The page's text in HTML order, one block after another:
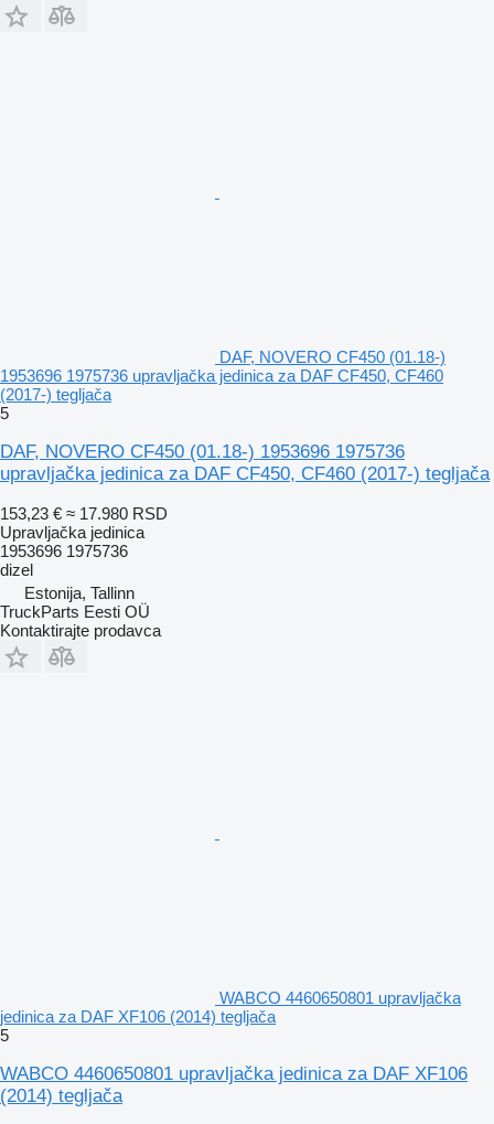
DAF, NOVERO CF450 (01.18-)
1953696 1975736 upravljačka jedinica za DAF CF450, CF460
(2017-) tegljača
5
DAF, NOVERO CF450 (01.18-) 1953696 1975736
upravljačka jedinica za DAF CF450, CF460 (2017-) tegljača
153,23 € ≈ 17.980 RSD
Upravljačka jedinica
1953696 1975736
dizel
Estonija, Tallinn
TruckParts Eesti OÜ
Kontaktirajte prodavca
WABCO 4460650801 upravljačka
jedinica za DAF XF106 (2014) tegljača
5
WABCO 4460650801 upravljačka jedinica za DAF XF106
(2014) tegljača